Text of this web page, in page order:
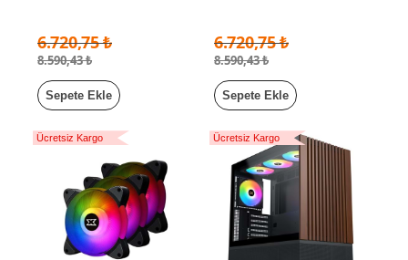
ATX Gaming Oyuncu Kasası
6.720,75 ₺
8.590,43 ₺
Sepete Ekle
ATX Gaming Oyuncu Kasası
6.720,75 ₺
8.590,43 ₺
Sepete Ekle
Ücretsiz Kargo Ücretsiz Kargo